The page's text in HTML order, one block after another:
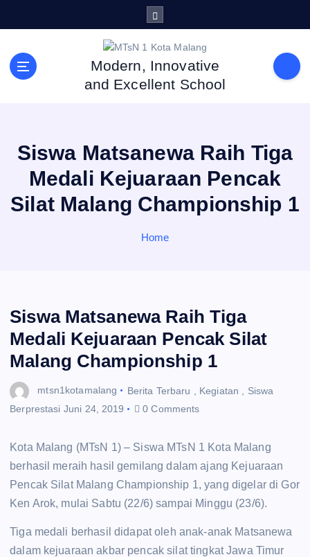
Modern, Innovative
and Excellent School
Siswa Matsanewa Raih Tiga
Medali Kejuaraan Pencak
Silat Malang Championship 1
Home
Siswa Matsanewa Raih Tiga
Medali Kejuaraan Pencak Silat
Malang Championship 1
mtsn1kotamalang Berita Terbaru Kegiatan
Siswa
Berprestasi Juni 24, 2019 0 Comments
Kota Malang (MTsN 1) – Siswa MTsN 1 Kota Malang
berhasil meraih hasil gemilang dalam ajang Kejuaraan
Pencak Silat Malang Championship 1, yang digelar di Gor
Ken Arok, mulai Sabtu (22/6) sampai Minggu (23/6).
Tiga medali berhasil didapat oleh anak-anak Matsanewa
dalam kejuaraan akbar pencak silat tingkat Jawa Timur